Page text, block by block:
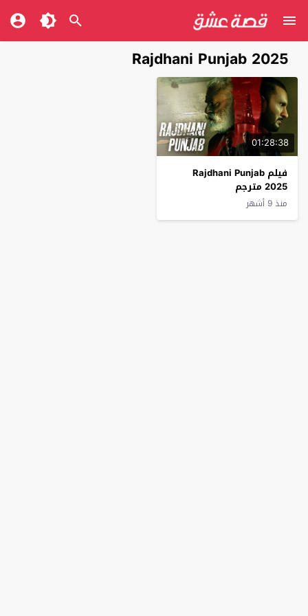
Rajdhani Punjab 2025
01:28:38
فيلم Rajdhani Punjab
2025 مترجم
منذ 9 أشهر